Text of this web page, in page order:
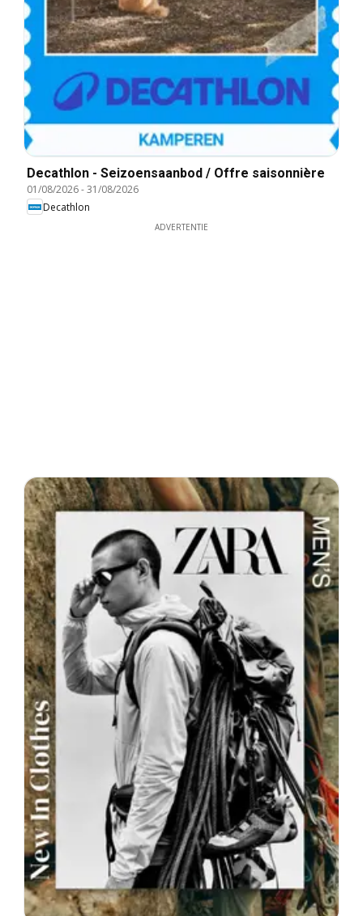
Decathlon - Seizoensaanbod / Offre saisonnière
01/08/2026-31/08/2026
Decathlon
ADVERTENTIE